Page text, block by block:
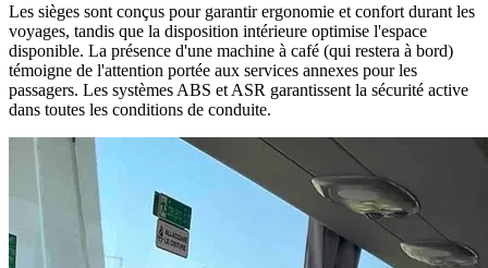
Les sièges sont conçus pour garantir ergonomie et confort durant les
voyages, tandis que la disposition intérieure optimise l'espace
disponible. La présence d'une machine à café (qui restera à bord)
témoigne de l'attention portée aux services annexes pour les
passagers. Les systèmes ABS et ASR garantissent la sécurité active
dans toutes les conditions de conduite.